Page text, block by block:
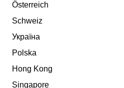
Österreich
Schweiz
Україна
Polska
Hong Kong
Singapore